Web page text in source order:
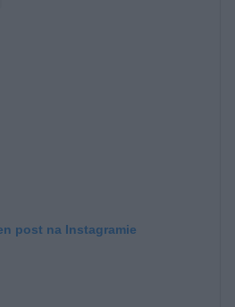
post na Instagramie